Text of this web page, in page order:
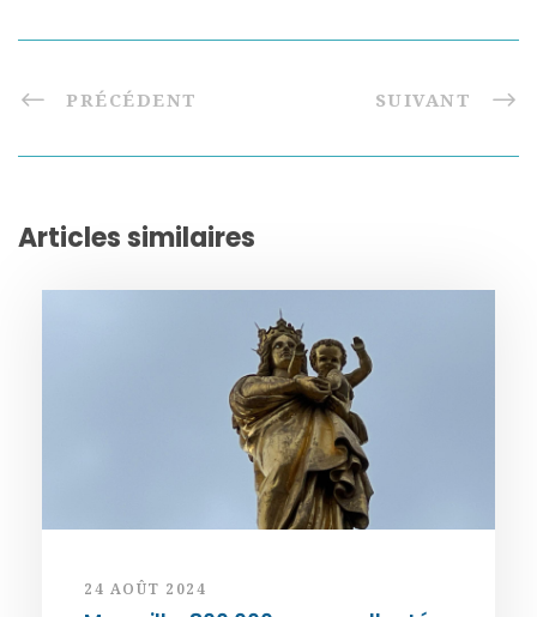
PRÉCÉDENT SUIVANT
Articles similaires
24 AOÛT 2024